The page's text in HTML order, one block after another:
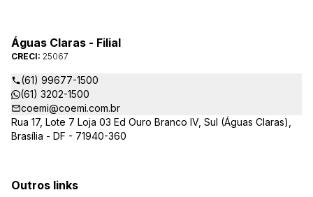
Águas Claras - Filial
CRECI: 25067
(61) 99677-1500
(61) 3202-1500
coemi@coemi.com.br
Rua 17, Lote 7 Loja 03 Ed Ouro Branco IV, Sul (Águas Claras),
Brasília - DF - 71940-360
Outros links